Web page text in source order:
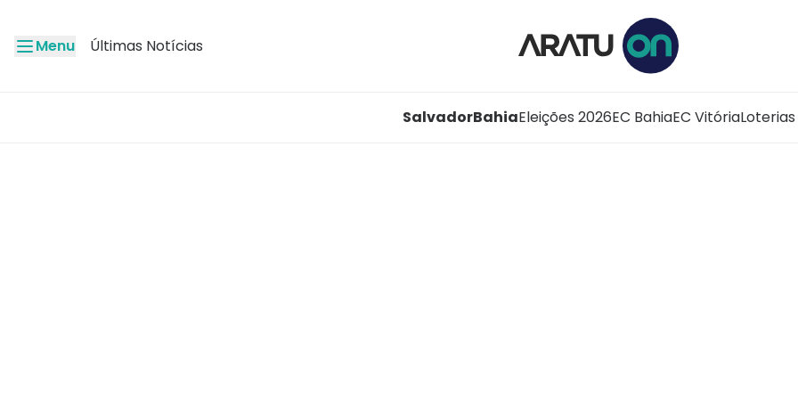
Menu Últimas Notícias
SalvadorBahiaEleições 2026EC BahiaEC VitóriaLoterias